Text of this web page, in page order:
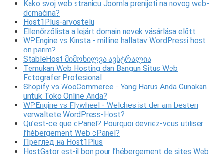
Kako svoj web stranicu Joomla prenijeti na novog web-
domaćina?
Host1Plus-arvostelu
Ellenőrzőlista a lejárt domain nevek vásárlása előtt
WPEngine vs Kinsta - milline hallatav WordPressi host
on parim?
StableHost მიმოხილვა ავსტრალია
Temukan Web Hosting dan Bangun Situs Web
Fotografer Profesional
Shopify vs WooCommerce - Yang Harus Anda Gunakan
untuk Toko Online Anda?
WPEngine vs Flywheel - Welches ist der am besten
verwaltete WordPress-Host?
Qu’est-ce que cPanel? Pourquoi devriez-vous utiliser
l’hébergement Web cPanel?
Преглед на Host1Plus
HostGator est-il bon pour l’hébergement de sites Web